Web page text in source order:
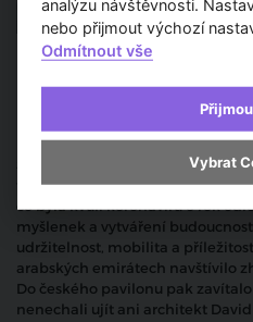
3 m 24 s
Emoce z místa: EXPO
Lukeše a Davida Vávry
Světová výstava Expo 2020 v
tématem šestiměsíční expozice,
co byla kvůli koronaviru o rok
myšlenek a vytváření
udržitelnost, mobilita a
arabských emirátech navštívilo
Do českého pavilonu pak
nenechali ujít ani architekt
analýzu návštěvnosti.
nebo přijmout výchozí
Odmítnout vše
Vybrat